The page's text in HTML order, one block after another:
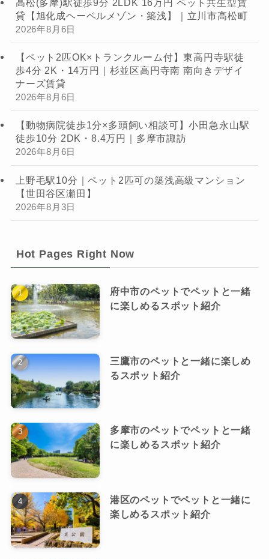
高松(多摩)駅徒歩9分 2LDK 16万円 ペット共生型賃
貸【旭化成ヘーベルメゾン・築浅】｜立川市高松町
2026年8月6日
【ペット2匹OK×トランクルーム付】東高円寺駅徒
歩4分 2K・14万円｜杉並区高円寺南 南向きデザイ
ナーズ賃貸
2026年8月6日
【動物病院徒歩1分×多頭飼い相談可】小田急永山駅
徒歩10分 2DK・8.4万円｜多摩市諏訪
2026年8月6日
上野毛駅10分｜ペット2匹可の築浅高級マンション
【世田谷区瀬田】
2026年8月3日
Hot Pages Right Now
府中市のペットでペットと一緒
に楽しめるスポット紹介
三鷹市のペットと一緒に楽しめ
るスポット紹介
多摩市のペットでペットと一緒
に楽しめるスポット紹介
港区のペットでペットと一緒に
楽しめるスポット紹介